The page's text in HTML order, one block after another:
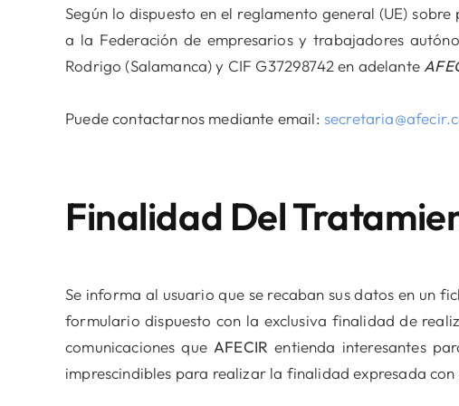
Según lo dispuesto en el reglamento general (UE)
a la Federación de empresarios y trabajadores
Rodrigo (Salamanca) y CIF G37298742 en adelante
Puede contactarnos mediante email:
Finalidad Del
Se informa al usuario que se recaban sus datos en un
formulario dispuesto con la exclusiva finalidad de
comunicaciones que AFECIR entienda interesantes
imprescindibles para realizar la finalidad expresada